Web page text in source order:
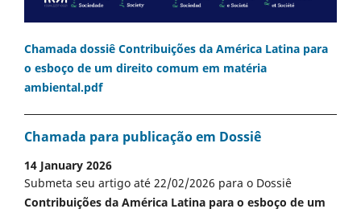
Chamada dossiê Contribuições da América Latina para
o esboço de um direito comum em matéria
ambiental.pdf
Chamada para publicação em Dossiê
14 January 2026
Submeta seu artigo até 22/02/2026 para o Dossiê
Contribuições da América Latina para o esboço de um